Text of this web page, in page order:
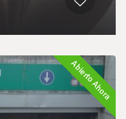
Abierto Ahora